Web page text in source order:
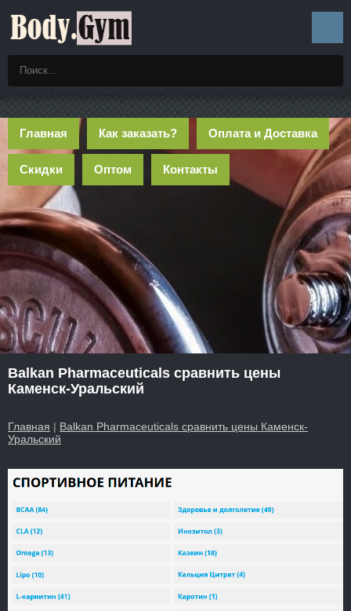
Главная Как заказать? Оплата и Доставка
Скидки Оптом Контакты
Balkan Pharmaceuticals сравнить цены
Каменск-Уральский
Главная | Balkan Pharmaceuticals сравнить цены Каменск-
Уральский